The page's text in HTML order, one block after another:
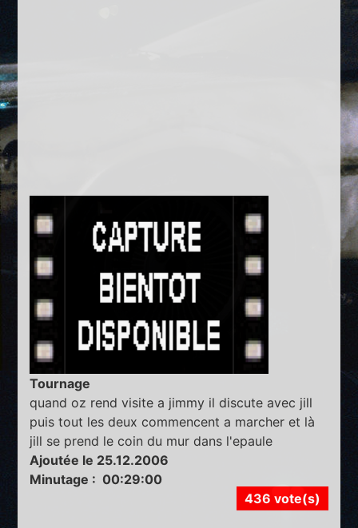
Tournage
quand oz rend visite a jimmy il discute avec jill
puis tout les deux commencent a marcher et là
jill se prend le coin du mur dans l'epaule
Ajoutée le 25.12.2006
Minutage : 00:29:00
436 vote(s)